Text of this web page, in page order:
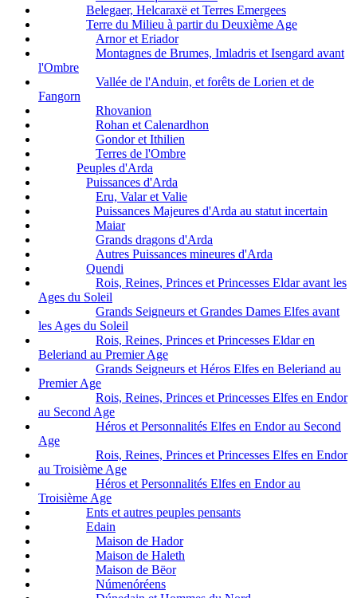
Belegaer, Helcaraxë et Terres Emergees
Terre du Milieu à partir du Deuxième Age
Arnor et Eriador
Montagnes de Brumes, Imladris et Isengard avant
l'Ombre
Vallée de l'Anduin, et forêts de Lorien et de
Fangorn
Rhovanion
Rohan et Calenardhon
Gondor et Ithilien
Terres de l'Ombre
Peuples d'Arda
Puissances d'Arda
Eru, Valar et Valie
Puissances Majeures d'Arda au statut incertain
Maiar
Grands dragons d'Arda
Autres Puissances mineures d'Arda
Quendi
Rois, Reines, Princes et Princesses Eldar avant les
Ages du Soleil
Grands Seigneurs et Grandes Dames Elfes avant
les Ages du Soleil
Rois, Reines, Princes et Princesses Eldar en
Beleriand au Premier Age
Grands Seigneurs et Héros Elfes en Beleriand au
Premier Age
Rois, Reines, Princes et Princesses Elfes en Endor
au Second Age
Héros et Personnalités Elfes en Endor au Second
Age
Rois, Reines, Princes et Princesses Elfes en Endor
au Troisième Age
Héros et Personnalités Elfes en Endor au
Troisième Age
Ents et autres peuples pensants
Edain
Maison de Hador
Maison de Haleth
Maison de Bëor
Númenóréens